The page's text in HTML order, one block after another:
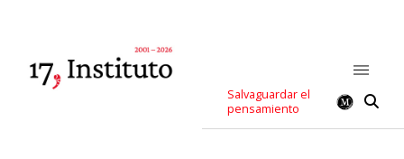
Salvaguardar el
pensamiento